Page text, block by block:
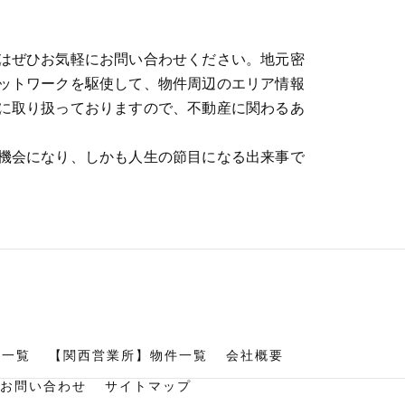
ぜひお気軽にお問い合わせください。地元密
ワークを駆使して、物件周辺のエリア情報
取り扱っておりますので、不動産に関わるあ
会になり、しかも人生の節目になる出来事で
覧 【関西営業所】物件一覧
会社概要
問い合わせ サイトマップ